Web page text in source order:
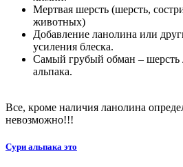
Мертвая шерсть (шерсть,
животных)
Добавление ланолина или
усиления блеска.
Самый грубый обман – шерсть
альпака.
Все, кроме наличия ланолина
невозможно!!!
Сури альпака это